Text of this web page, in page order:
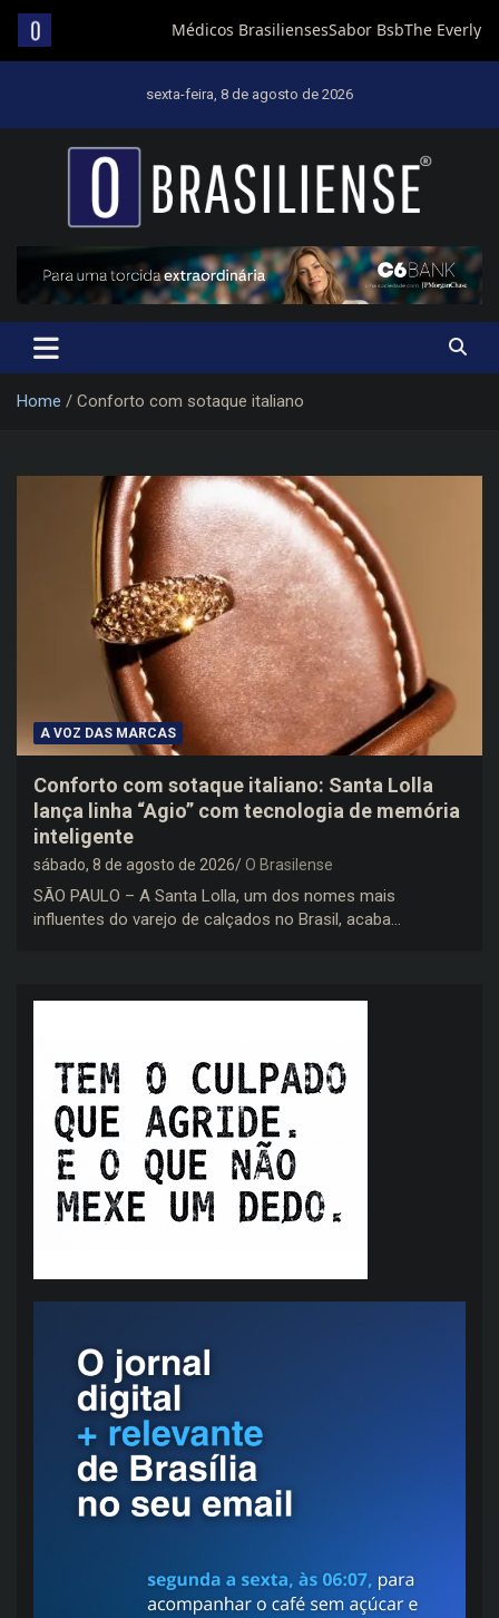
sexta-feira, 8 de agosto de 2026
Um diário de notícias que trabalha por Brasília
Home Conforto com sotaque italiano
A VOZ DAS MARCAS
Conforto com sotaque italiano: Santa Lolla
lança linha “Agio” com tecnologia de memória
inteligente
sábado, 8 de agosto de 2026 O Brasilense
SÃO PAULO – A Santa Lolla, um dos nomes mais
influentes do varejo de calçados no Brasil, acaba…